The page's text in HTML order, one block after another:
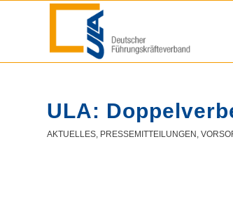
ULA:
AKTUELLES, PRESSEMITTEILUNGEN ,